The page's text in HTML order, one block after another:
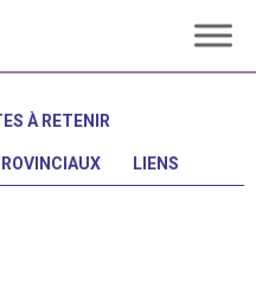
À RETENIR
LIENS